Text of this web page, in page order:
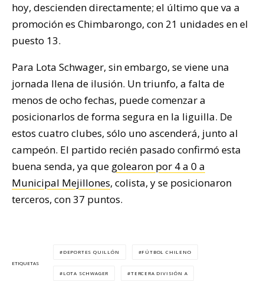
hoy, descienden directamente; el último que va a
promoción es Chimbarongo, con 21 unidades en el
puesto 13.
Para Lota Schwager, sin embargo, se viene una
jornada llena de ilusión. Un triunfo, a falta de
menos de ocho fechas, puede comenzar a
posicionarlos de forma segura en la liguilla. De
estos cuatro clubes, sólo uno ascenderá, junto al
campeón. El partido recién pasado confirmó esta
buena senda, ya que golearon por 4 a 0 a
Municipal Mejillones, colista, y se posicionaron
terceros, con 37 puntos.
ETIQUETAS
DEPORTES QUILLÓN FÚTBOL CHILENO
LOTA SCHWAGER TERCERA DIVISIÓN A